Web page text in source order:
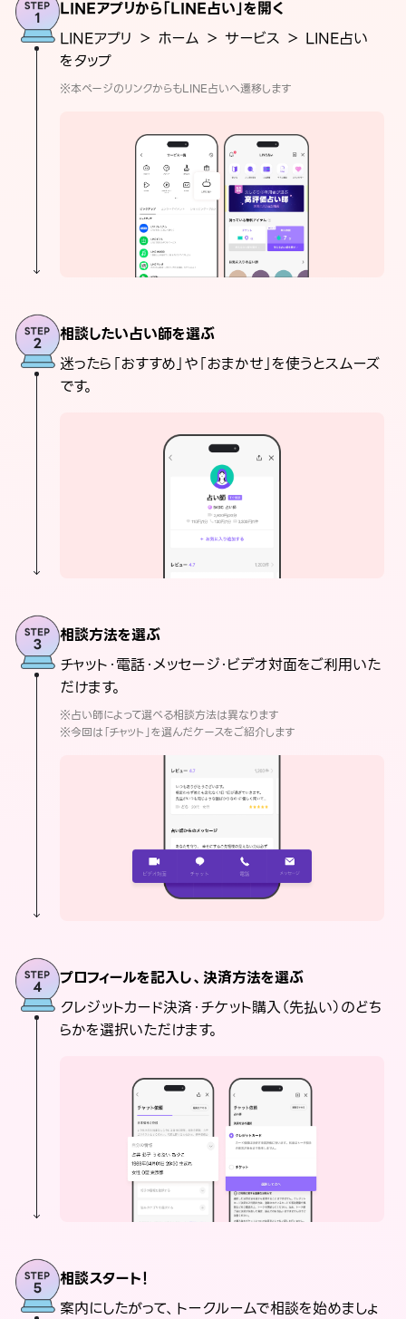
LINEアプリから「LINE占い」を開く
LINEアプリ ＞ ホーム ＞ サービス ＞ LINE占い
をタップ
※本ページのリンクからもLINE占いへ遷移します
相談したい占い師を選ぶ
迷ったら「おすすめ」や「おまかせ」を使うとスムーズ
です。
相談方法を選ぶ
チャット・電話・メッセージ・ビデオ対面をご利用いた
だけます。
※占い師によって選べる相談方法は異なります
※今回は「チャット」を選んだケースをご紹介します
プロフィールを記入し、決済方法を選ぶ
クレジットカード決済・チケット購入（先払い）のどち
らかを選択いただけます。
相談スタート！
案内にしたがって、トークルームで相談を始めましょ